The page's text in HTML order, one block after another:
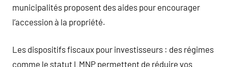
municipalités proposent des aides pour encourager
l’accession à la propriété.
Les dispositifs fiscaux pour investisseurs : des régimes
comme le statut LMNP permettent de réduire vos